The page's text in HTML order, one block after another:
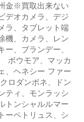
金※買取出来ない
デオカメラ、デジ
ラ、タブレット端
機、カメラ、レン
、ブランデー、
ボウモア、マッカ
、ヘネシー ファー
ロダンボネ、ドン
ティ、モンラッシ
トンシャルルマー
ーペトリュス、シ